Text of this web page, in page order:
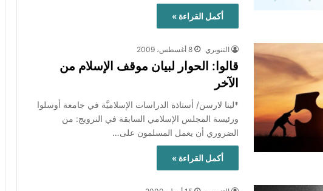
أكمل القراءة »
التنويري 8 أغسطس، 2009
قالوا: الحوار لبيان موقف الإسلام من
الآخر
*لينا لارسن/ أستاذة الدراسات الإسلاميَّة في جامعة أوسلوا
ورئيسة المجلس الإسلامي السابقة في النرويج: من
الضروري أن يعمل المسلمون على…
أكمل القراءة »